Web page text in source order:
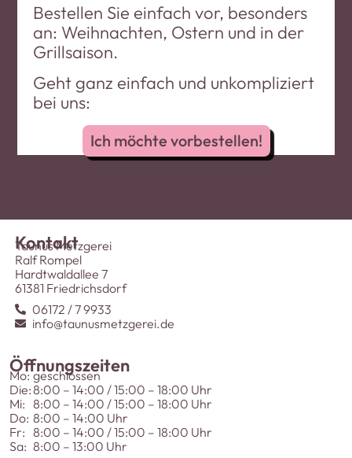
Bestellen Sie einfach vor, besonders
an: Weihnachten, Ostern und in der
Grillsaison.
Geht ganz einfach und unkompliziert
bei uns:
Ich möchte vorbestellen!
Kontakt
Taunus Metzgerei
Ralf Rompel
Hardtwaldallee 7
61381 Friedrichsdorf
06172 / 7 9933
info@taunusmetzgerei.de
Öffnungszeiten
Mo:
Die:
Mi:
Do:
Fr:
Sa:
geschlossen
8:00 – 14:00 / 15:00 – 18:00 Uhr
8:00 – 14:00 / 15:00 – 18:00 Uhr
8:00 – 14:00 Uhr
8:00 – 14:00 / 15:00 – 18:00 Uhr
8:00 – 13:00 Uhr